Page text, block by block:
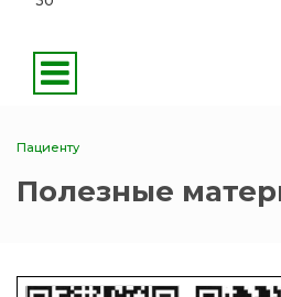
Пациенту
Полезные